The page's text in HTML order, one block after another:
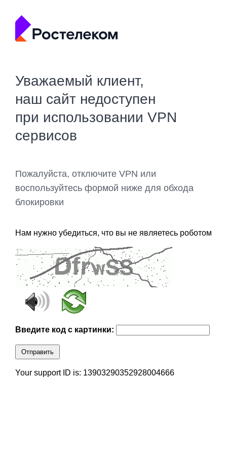
Уважаемый клиент,
наш сайт недоступен
при использовании VPN
сервисов
Пожалуйста, отключите VPN или
воспользуйтесь формой ниже для обхода
блокировки
Нам нужно убедиться, что вы не являетесь роботом
Введите код с картинки:
Отправить
Your support ID is: 13903290352928004666